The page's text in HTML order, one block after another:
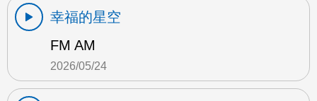
幸福的星空
FM AM
2026/05/24